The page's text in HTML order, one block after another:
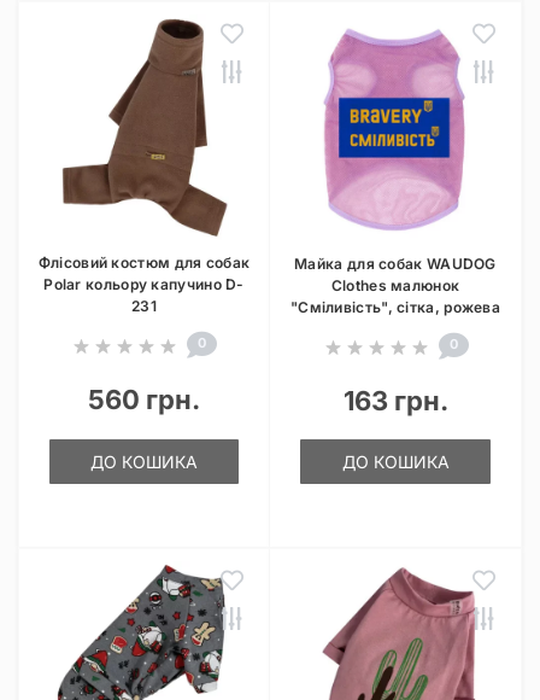
Флісовий костюм для собак
Polar кольору капучино D-
231
0
560 грн.
ДО КОШИКА
Майка для собак WAUDOG
Clothes малюнок
"Сміливість", сітка, рожева
0
163 грн.
ДО КОШИКА